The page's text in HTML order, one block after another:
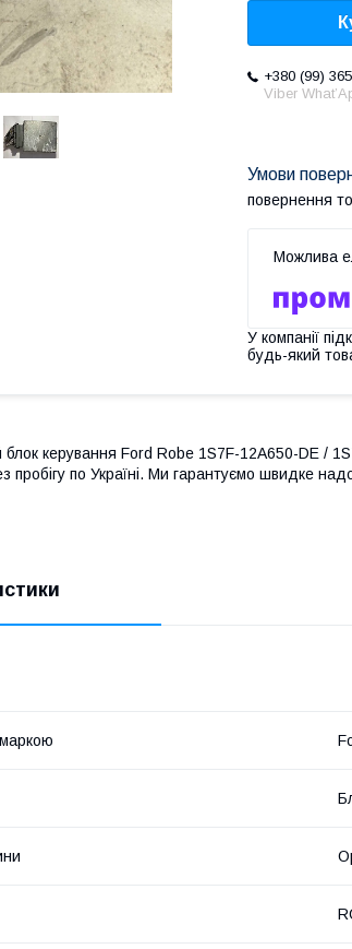
+380 (99)
Viber
повернення
У компанії
будь-який
блок керування Ford Robe 1S7F-12A650-DE /
пробігу по Україні. Ми гарантуємо швидке
маркою